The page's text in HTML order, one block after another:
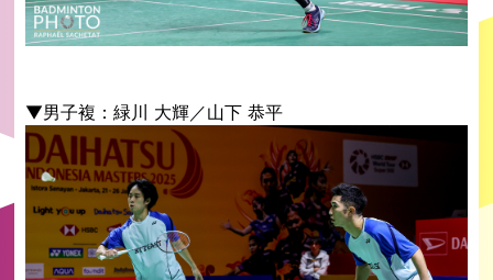
▼男子複：緑川 ⼤輝／⼭下 恭平